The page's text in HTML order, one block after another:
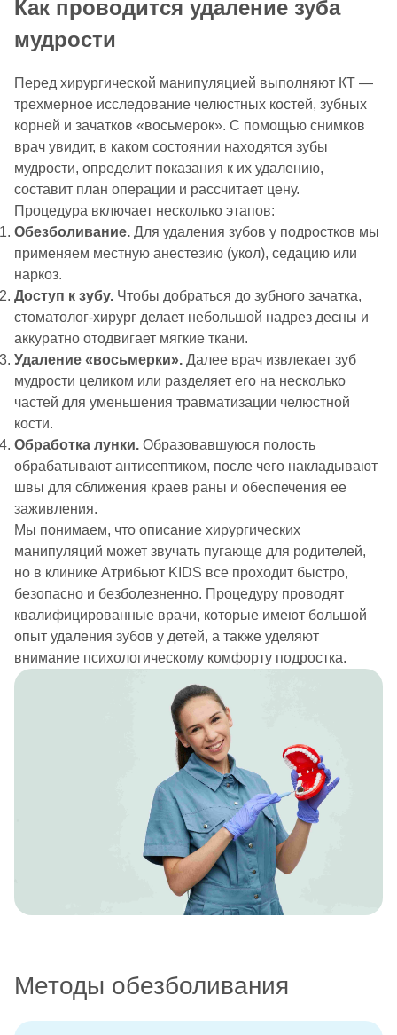
Как проводится удаление зуба
мудрости
Перед хирургической манипуляцией выполняют КТ —
трехмерное исследование челюстных костей, зубных
корней и зачатков «восьмерок». С помощью снимков
врач увидит, в каком состоянии находятся зубы
мудрости, определит показания к их удалению,
составит план операции и рассчитает цену.
Процедура включает несколько этапов:
Обезболивание. Для удаления зубов у подростков мы
применяем местную анестезию (укол), седацию или
наркоз.
Доступ к зубу. Чтобы добраться до зубного зачатка,
стоматолог-хирург делает небольшой надрез десны и
аккуратно отодвигает мягкие ткани.
Удаление «восьмерки». Далее врач извлекает зуб
мудрости целиком или разделяет его на несколько
частей для уменьшения травматизации челюстной
кости.
Обработка лунки. Образовавшуюся полость
обрабатывают антисептиком, после чего накладывают
швы для сближения краев раны и обеспечения ее
заживления.
Мы понимаем, что описание хирургических
манипуляций может звучать пугающе для родителей,
но в клинике Атрибьют KIDS все проходит быстро,
безопасно и безболезненно. Процедуру проводят
квалифицированные врачи, которые имеют большой
опыт удаления зубов у детей, а также уделяют
внимание психологическому комфорту подростка.
Методы обезболивания